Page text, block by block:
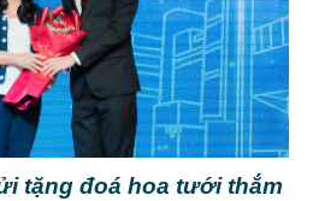
tặng đoá hoa tưới thắm